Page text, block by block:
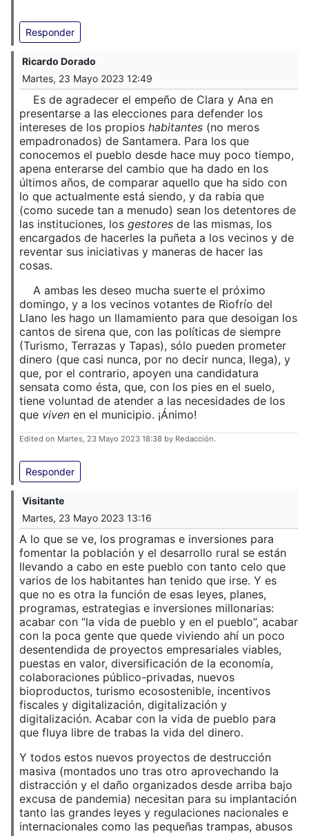
Responder
Ricardo Dorado
Martes, 23 Mayo 2023 12:49
Es de agradecer el empeño de Clara y Ana en
presentarse a las elecciones para defender los
intereses de los propios habitantes (no meros
empadronados) de Santamera. Para los que
conocemos el pueblo desde hace muy poco tiempo,
apena enterarse del cambio que ha dado en los
últimos años, de comparar aquello que ha sido con
lo que actualmente está siendo, y da rabia que
(como sucede tan a menudo) sean los detentores de
las instituciones, los gestores de las mismas, los
encargados de hacerles la puñeta a los vecinos y de
reventar sus iniciativas y maneras de hacer las
cosas.
A ambas les deseo mucha suerte el próximo
domingo, y a los vecinos votantes de Riofrío del
Llano les hago un llamamiento para que desoigan los
cantos de sirena que, con las políticas de siempre
(Turismo, Terrazas y Tapas), sólo pueden prometer
dinero (que casi nunca, por no decir nunca, llega), y
que, por el contrario, apoyen una candidatura
sensata como ésta, que, con los pies en el suelo,
tiene voluntad de atender a las necesidades de los
que viven en el municipio. ¡Ánimo!
Edited on Martes, 23 Mayo 2023 18:38 by Redacción.
Responder
Visitante
Martes, 23 Mayo 2023 13:16
A lo que se ve, los programas e inversiones para
fomentar la población y el desarrollo rural se están
llevando a cabo en este pueblo con tanto celo que
varios de los habitantes han tenido que irse. Y es
que no es otra la función de esas leyes, planes,
programas, estrategias e inversiones millonarias:
acabar con “la vida de pueblo y en el pueblo”, acabar
con la poca gente que quede viviendo ahí un poco
desentendida de proyectos empresariales viables,
puestas en valor, diversificación de la economía,
colaboraciones público-privadas, nuevos
bioproductos, turismo ecosostenible, incentivos
fiscales y digitalización, digitalización y
digitalización. Acabar con la vida de pueblo para
que fluya libre de trabas la vida del dinero.
Y todos estos nuevos proyectos de destrucción
masiva (montados uno tras otro aprovechando la
distracción y el daño organizados desde arriba bajo
excusa de pandemia) necesitan para su implantación
tanto las grandes leyes y regulaciones nacionales e
internacionales como las pequeñas trampas, abusos